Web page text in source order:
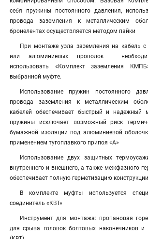
себя пружины постоянного давления,
провода заземления к металлическим
бронелентах осуществляется методом пайки
При монтаже узла заземления на кабель
или алюминиевых проволок
использовать «Комплект заземления
выбранной муфте.
Использование пружин постоянного
провода заземления к металлическим
кабелей обеспечивает быстрый и надежный
пружины исключает возможный риск
бумажной изоляции под алюминиевой
применением тугоплавкого припоя «А»
Использование двух защитных
внутреннего и внешнего, а также межфазного
обеспечивает полную герметизацию конструкции
В комплекте муфты используется
соединитель «КВТ»
Инструмент для монтажа: пропановая
для срыва головок болтовых наконечников и